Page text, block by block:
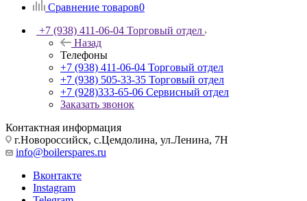
Сравнение товаров0
+7 (938) 411-06-04 Торговый отдел
Назад
Телефоны
+7 (938) 411-06-04 Торговый отдел
+7 (938) 505-33-35 Торговый отдел
+7 (928)333-65-06 Сервисный отдел
Заказать звонок
Контактная информация
г.Новороссийск, с.Цемдолина, ул.Ленина, 7Н
info@boilerspares.ru
Вконтакте
Instagram